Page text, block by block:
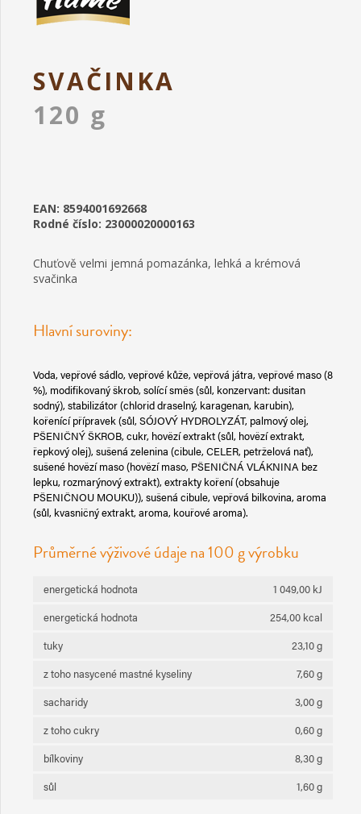
SVAČINKA
120 g
EAN: 8594001692668
Rodné číslo: 23000020000163
Chuťově velmi jemná pomazánka, lehká a krémová
svačinka
Hlavní suroviny:
Voda, vepřové sádlo, vepřové kůže, vepřová játra, vepřové maso (8
%), modifikovaný škrob, solící směs (sůl, konzervant: dusitan
sodný), stabilizátor (chlorid draselný, karagenan, karubin),
kořenící přípravek (sůl, SÓJOVÝ HYDROLYZÁT, palmový olej,
PŠENIČNÝ ŠKROB, cukr, hovězí extrakt (sůl, hovězí extrakt,
řepkový olej), sušená zelenina (cibule, CELER, petrželová nať),
sušené hovězí maso (hovězí maso, PŠENIČNÁ VLÁKNINA bez
lepku, rozmarýnový extrakt), extrakty koření (obsahuje
PŠENIČNOU MOUKU)), sušená cibule, vepřová bilkovina, aroma
(sůl, kvasničný extrakt, aroma, kouřové aroma).
Průměrné výživové údaje na 100 g výrobku
energetická hodnota
1 049,00 kJ
energetická hodnota
254,00 kcal
tuky
23,10 g
z toho nasycené mastné kyseliny
7,60 g
sacharidy
3,00 g
z toho cukry
0,60 g
bílkoviny
8,30 g
sůl
1,60 g